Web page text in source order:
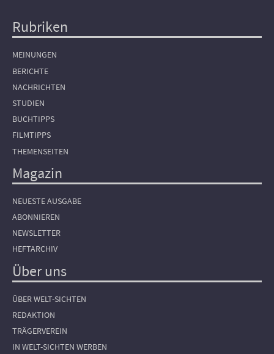
Hauptnavigation
Rubriken
MEINUNGEN
BERICHTE
NACHRICHTEN
STUDIEN
BUCHTIPPS
FILMTIPPS
THEMENSEITEN
Magazin
NEUESTE AUSGABE
ABONNIEREN
NEWSLETTER
HEFTARCHIV
Über uns
ÜBER WELT-SICHTEN
REDAKTION
TRÄGERVEREIN
IN WELT-SICHTEN WERBEN